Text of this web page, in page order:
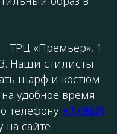
ТРЦ «Премьер», 1
Наши стилисты
шарф и костюм
удобное время
телефону +7 (967)
сайте.